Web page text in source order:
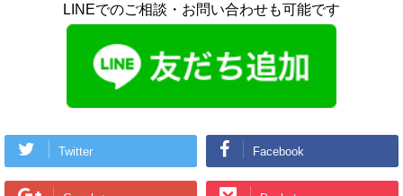
LINEでのご相談・お問い合わせも可能です
Twitter Facebook